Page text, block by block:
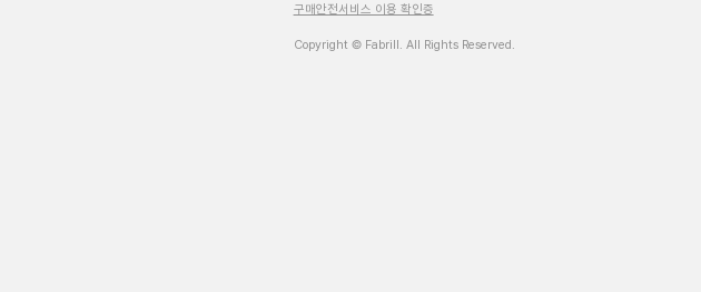
구매안전서비스 이용 확인증
Copyright © Fabrill. All Rights Reserved.